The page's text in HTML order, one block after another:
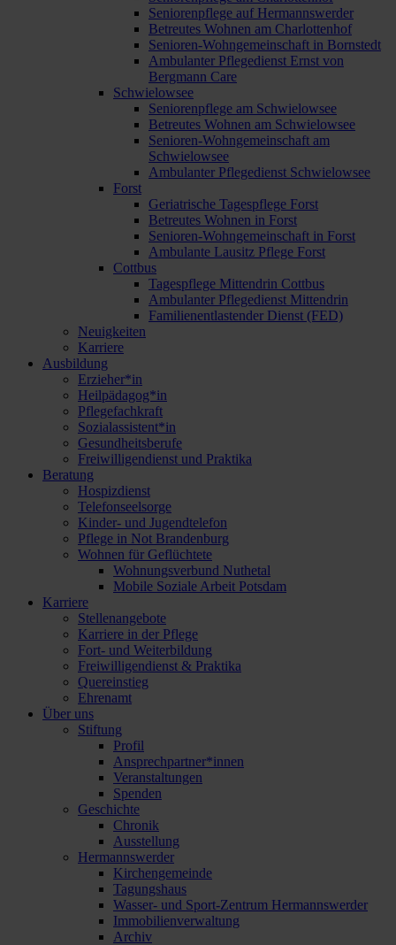
Seniorenpflege auf Hermannswerder
Betreutes Wohnen am Charlottenhof
Senioren-Wohngemeinschaft in Bornstedt
Ambulanter Pflegedienst Ernst von
Bergmann Care
Schwielowsee
Seniorenpflege am Schwielowsee
Betreutes Wohnen am Schwielowsee
Senioren-Wohngemeinschaft am
Schwielowsee
Ambulanter Pflegedienst Schwielowsee
Forst
Geriatrische Tagespflege Forst
Betreutes Wohnen in Forst
Senioren-Wohngemeinschaft in Forst
Ambulante Lausitz Pflege Forst
Cottbus
Tagespflege Mittendrin Cottbus
Ambulanter Pflegedienst Mittendrin
Familienentlastender Dienst (FED)
Neuigkeiten
Karriere
Ausbildung
Erzieher*in
Heilpädagog*in
Pflegefachkraft
Sozialassistent*in
Gesundheitsberufe
Freiwilligendienst und Praktika
Beratung
Hospizdienst
Telefonseelsorge
Kinder- und Jugendtelefon
Pflege in Not Brandenburg
Wohnen für Geflüchtete
Wohnungsverbund Nuthetal
Mobile Soziale Arbeit Potsdam
Karriere
Stellenangebote
Karriere in der Pflege
Fort- und Weiterbildung
Freiwilligendienst & Praktika
Quereinstieg
Ehrenamt
Über uns
Stiftung
Profil
Ansprechpartner*innen
Veranstaltungen
Spenden
Geschichte
Chronik
Ausstellung
Hermannswerder
Kirchengemeinde
Tagungshaus
Wasser- und Sport-Zentrum Hermannswerder
Immobilienverwaltung
Archiv